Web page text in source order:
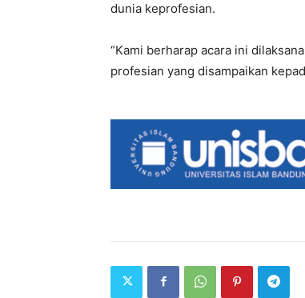
dunia keprofesian.
“Kami berharap acara ini
profesian yang disampaikan